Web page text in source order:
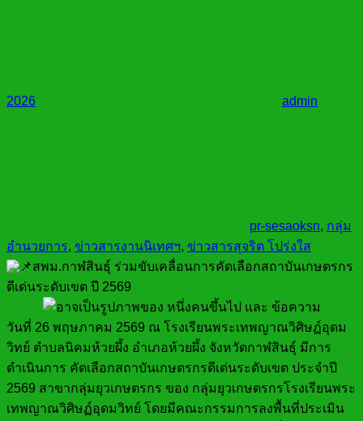
2026 admin
pr-sesaoksn, กลุ่ม
อำนวยการ, ข่าวสารงานนิเทศฯ, ข่าวสารสุจริต โปร่งใส
สพม.กาฬสินธุ์ ร่วมขับเคลื่อนการคัดเลือกสถาบันเกษตรกร
ดีเด่นระดับเขต ปี 2569
วันที่ 26 พฤษภาคม 2569 ณ โรงเรียนพระเทพญาณวิศิษฏ์อุดม
วิทย์ ตำบลนิคมห้วยผึ้ง อำเภอห้วยผึ้ง จังหวัดกาฬสินธุ์ มีการ
ดำเนินการ คัดเลือกสถาบันเกษตรกรดีเด่นระดับเขต ประจำปี
2569 สาขากลุ่มยุวเกษตรกร ของ กลุ่มยุวเกษตรกรโรงเรียนพระ
เทพญาณวิศิษฏ์อุดมวิทย์ โดยมีคณะกรรมการลงพื้นที่ประเมิน